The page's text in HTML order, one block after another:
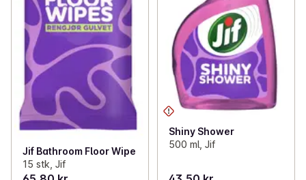
Jif Bathroom Floor Wipe
15 stk, Jif
Shiny Shower
500 ml, Jif